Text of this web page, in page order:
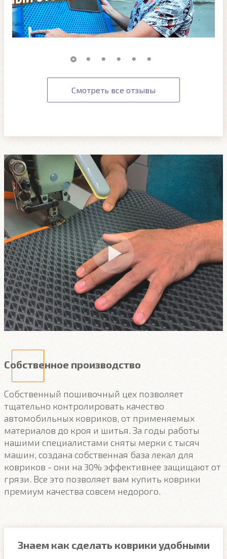
Смотреть все отзывы
Собственное производство
Собственный пошивочный цех позволяет
тщательно контролировать качество
автомобильных ковриков, от применяемых
материалов до кроя и шитья. За годы работы
нашими специалистами сняты мерки с тысяч
машин, создана собственная база лекал для
ковриков - они на 30% эффективнее защищают от
грязи. Все это позволяет вам купить коврики
премиум качества совсем недорого.
Знаем как сделать коврики удобными